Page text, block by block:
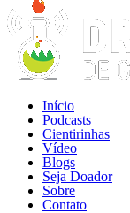
Início
Podcasts
Cientirinhas
Vídeo
Blogs
Seja Doador
Sobre
Contato